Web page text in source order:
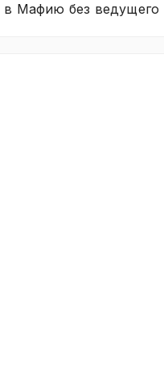
в Мафию без ведущего